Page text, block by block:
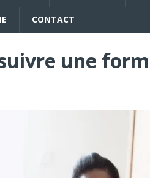
CONTACT
une